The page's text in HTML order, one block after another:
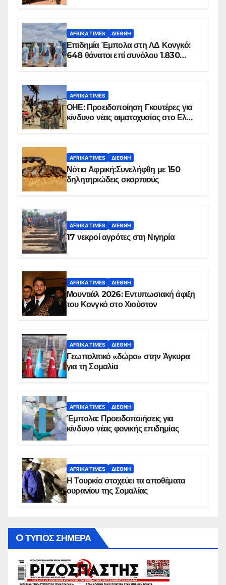
AFRIKA TIMES ΔΙΕΘΝΉ
Επιδημία Έμπολα στη ΛΔ Κονγκό:
648 θάνατοι επί συνόλου 1.830
AFRIKA TIMES
ΟΗΕ: Προειδοποίηση Γκουτέρες για
κίνδυνο νέας αιματοχυσίας στο Ελ
AFRIKA TIMES ΔΙΕΘΝΉ
Νότια Αφρική:Συνελήφθη με 150
δηλητηριώδεις σκορπιούς
AFRIKA TIMES ΔΙΕΘΝΉ
17 νεκροί αγρότες στη Νιγηρία
AFRIKA TIMES ΔΙΕΘΝΉ
Μουντιάλ 2026: Εντυπωσιακή άφιξη
του Κονγκό στο Χιούστον
AFRIKA TIMES ΔΙΕΘΝΉ
Γεωπολιτικό «δώρο» στην Άγκυρα
για τη Σομαλία
AFRIKA TIMES ΔΙΕΘΝΉ
Έμπολα: Προειδοποιήσεις για
κίνδυνο νέας φονικής επιδημίας
AFRIKA TIMES ΔΙΕΘΝΉ
Η Τουρκία στοχεύει τα αποθέματα
ουρανίου της Σομαλίας
O ΤΥΠΟΣ ΣΗΜΕΡΑ